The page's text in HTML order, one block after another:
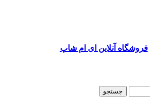
فروشگاه آنلاین ای ام شاپ
جستجو